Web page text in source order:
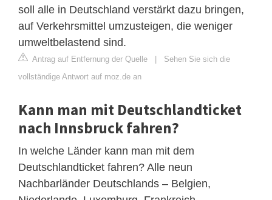
soll alle in Deutschland verstärkt dazu bringen,
auf Verkehrsmittel umzusteigen, die weniger
umweltbelastend sind.
Antrag auf Entfernung der Quelle | Sehen Sie sich die
vollständige Antwort auf moz.de an
Kann man mit Deutschlandticket
nach Innsbruck fahren?
In welche Länder kann man mit dem
Deutschlandticket fahren? Alle neun
Nachbarländer Deutschlands – Belgien,